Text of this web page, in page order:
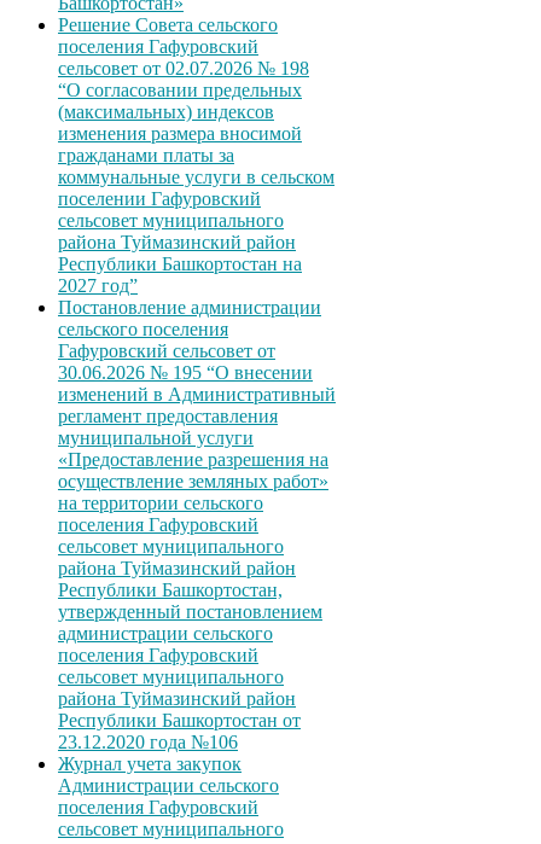
Решение Совета сельского
поселения Гафуровский
сельсовет от 02.07.2026 № 198
“О согласовании предельных
(максимальных) индексов
изменения размера вносимой
гражданами платы за
коммунальные услуги в сельском
поселении Гафуровский
сельсовет муниципального
района Туймазинский район
Республики Башкортостан на
2027 год”
Постановление администрации
сельского поселения
Гафуровский сельсовет от
30.06.2026 № 195 “О внесении
изменений в Административный
регламент предоставления
муниципальной услуги
«Предоставление разрешения на
осуществление земляных работ»
на территории сельского
поселения Гафуровский
сельсовет муниципального
района Туймазинский район
Республики Башкортостан,
утвержденный постановлением
администрации сельского
поселения Гафуровский
сельсовет муниципального
района Туймазинский район
Республики Башкортостан от
23.12.2020 года №106
Журнал учета закупок
Администрации сельского
поселения Гафуровский
сельсовет муниципального